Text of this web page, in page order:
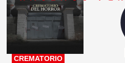
Norte
de
Ciudad
Más
que
noticias,
hacemos periodismo
CREMATORIO